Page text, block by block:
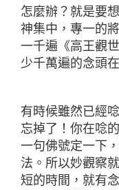
怎麼辦？就是要
神集中，專一的
一千遍《高王觀
少千萬遍的念頭
有時候雖然已經
忘掉了！你在唸
一句佛號定一下
法。所以妙觀察
短的時間，就有